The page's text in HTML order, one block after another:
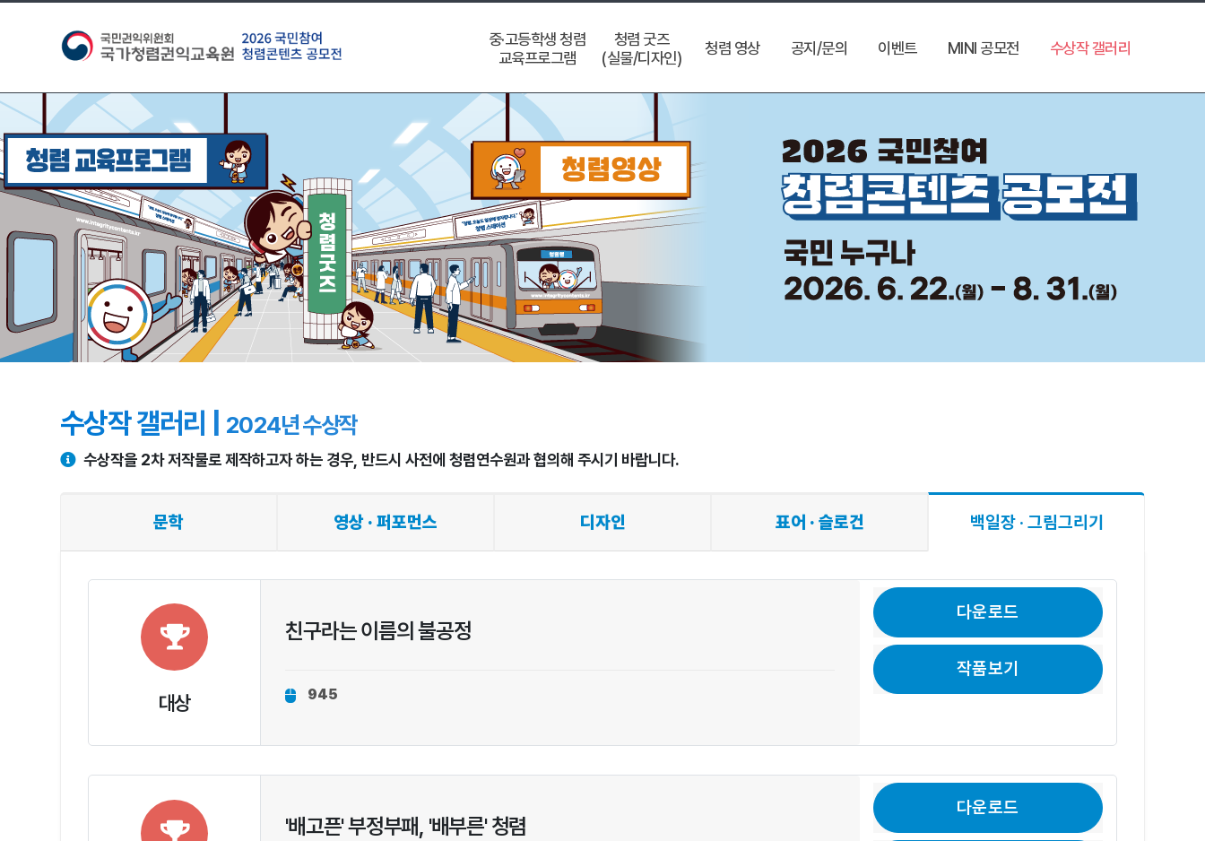
중·고등학생 청렴
교육프로그램
청렴 굿즈
(실물/디자인)
청렴 영상 공지/문의 이벤트 MINI 공모전 수상작 갤러리
수상작 갤러리 | 2024년 수상작
수상작을 2차 저작물로 제작하고자 하는 경우, 반드시 사전에 청렴연수원과 협의해 주시기 바랍니다.
문학 영상 · 퍼포먼스 디자인 표어 · 슬로건 백일장 · 그림그리기
대상
친구라는 이름의 불공정
945
다운로드
작품보기
'배고픈' 부정부패, '배부른' 청렴
다운로드